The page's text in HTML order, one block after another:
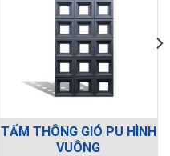
TẤM THÔNG GIÓ PU HÌNH
VUÔNG